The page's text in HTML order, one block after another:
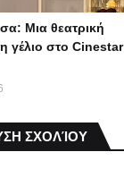
Μια θεατρική
γέλιο στο Cinestar
ΣΧΟΛΊΟΥ